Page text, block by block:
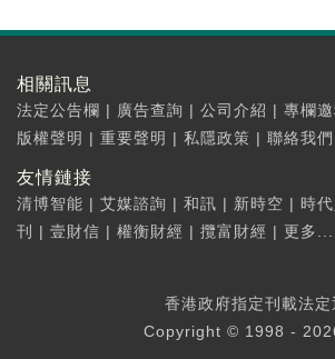
相關訊息
法定公告欄 | 廣告查詢 | 公司介紹 | 專欄
版權聲明 | 重要聲明 | 私隱政策 | 聯絡我們
友情鏈接
清博智能 | 艾媒諮詢 | 和訊 | 新時空 | 時
刊
| 壹財信 | 權衡財經 | 攬富財經 | 更多...
香港政府指定刊載法
Copyright © 1998 -